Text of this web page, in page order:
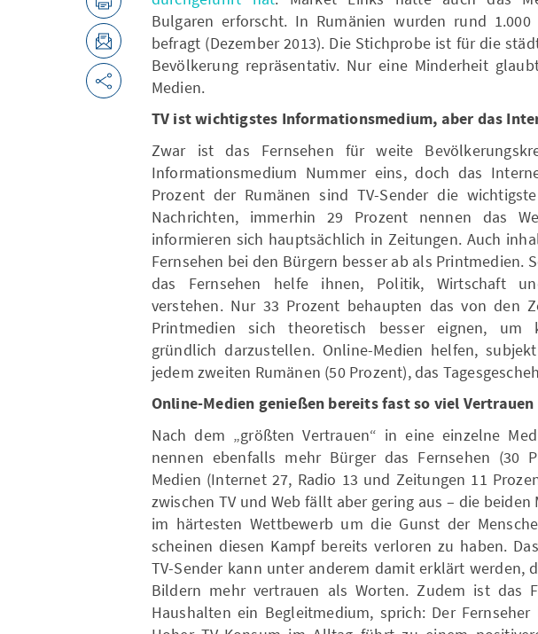
Bulgaren erforscht. In Rumänien wurden rund 1.000
befragt (Dezember 2013). Die Stichprobe ist für die
Bevölkerung repräsentativ. Nur eine Minderheit
Medien.
TV ist wichtigstes Informationsmedium, aber das
Zwar ist das Fernsehen für weite
Informationsmedium Nummer eins, doch das
Prozent der Rumänen sind TV-Sender die
Nachrichten, immerhin 29 Prozent nennen das
informieren sich hauptsächlich in Zeitungen. Auch
Fernsehen bei den Bürgern besser ab als Printmedien.
das Fernsehen helfe ihnen, Politik, Wirtschaft
verstehen. Nur 33 Prozent behaupten das von den
Printmedien sich theoretisch besser eignen, um
gründlich darzustellen. Online-Medien helfen,
jedem zweiten Rumänen (50 Prozent), das
Online-Medien genießen bereits fast so viel Vertrauen
Nach dem „größten Vertrauen“ in eine einzelne
nennen ebenfalls mehr Bürger das Fernsehen (30
Medien (Internet 27, Radio 13 und Zeitungen 11
zwischen TV und Web fällt aber gering aus – die beiden
im härtesten Wettbewerb um die Gunst der
scheinen diesen Kampf bereits verloren zu haben.
TV-Sender kann unter anderem damit erklärt werden,
Bildern mehr vertrauen als Worten. Zudem ist das
Haushalten ein Begleitmedium, sprich: Der